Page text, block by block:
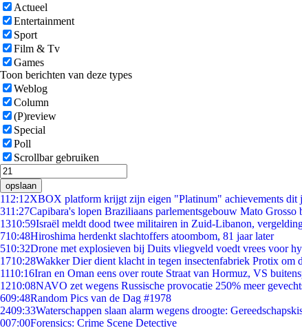
Actueel
Entertainment
Sport
Film & Tv
Games
Toon berichten van deze types
Weblog
Column
(P)review
Special
Poll
Scrollbar gebruiken
opslaan
112:12XBOX platform krijgt zijn eigen "Platinum" achievements dit
311:27Capibara's lopen Braziliaans parlementsgebouw Mato Grosso
1310:59Israël meldt dood twee militairen in Zuid-Libanon,
710:48Hiroshima herdenkt slachtoffers atoombom, 81 jaar later
510:32Drone met explosieven bij Duits vliegveld voedt vrees voor
1710:28Wakker Dier dient klacht in tegen insectenfabriek Protix om
1110:16Iran en Oman eens over route Straat van Hormuz, VS
1210:08NAVO zet wegens Russische provocatie 250% meer
609:48Random Pics van de Dag #1978
2409:33Waterschappen slaan alarm wegens droogte:
007:00Forensics: Crime Scene Detective